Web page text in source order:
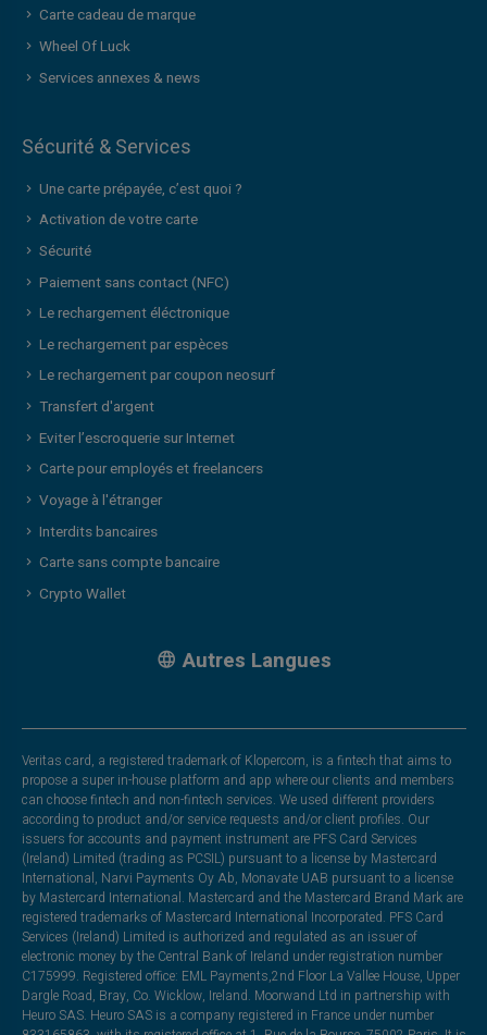
Carte cadeau de marque
Wheel Of Luck
Services annexes & news
Sécurité & Services
Une carte prépayée, c’est quoi ?
Activation de votre carte
Sécurité
Paiement sans contact (NFC)
Le rechargement éléctronique
Le rechargement par espèces
Le rechargement par coupon neosurf
Transfert d'argent
Eviter l’escroquerie sur Internet
Carte pour employés et freelancers
Voyage à l'étranger
Interdits bancaires
Carte sans compte bancaire
Crypto Wallet
Autres Langues
Veritas card, a registered trademark of Klopercom, is a fintech that aims to
propose a super in-house platform and app where our clients and members
can choose fintech and non-fintech services. We used different providers
according to product and/or service requests and/or client profiles. Our
issuers for accounts and payment instrument are PFS Card Services
(Ireland) Limited (trading as PCSIL) pursuant to a license by Mastercard
International, Narvi Payments Oy Ab, Monavate UAB pursuant to a license
by Mastercard International. Mastercard and the Mastercard Brand Mark are
registered trademarks of Mastercard International Incorporated. PFS Card
Services (Ireland) Limited is authorized and regulated as an issuer of
electronic money by the Central Bank of Ireland under registration number
C175999. Registered office: EML Payments,2nd Floor La Vallee House, Upper
Dargle Road, Bray, Co. Wicklow, Ireland. Moorwand Ltd in partnership with
Heuro SAS. Heuro SAS is a company registered in France under number